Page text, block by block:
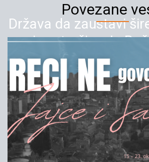
Država da zaustavi
i zastrašivanje
Sandžaku
10.01.2022
Povezane